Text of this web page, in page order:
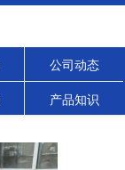
公司动态
产品知识